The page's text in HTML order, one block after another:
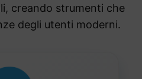
creando strumenti che
degli utenti moderni.